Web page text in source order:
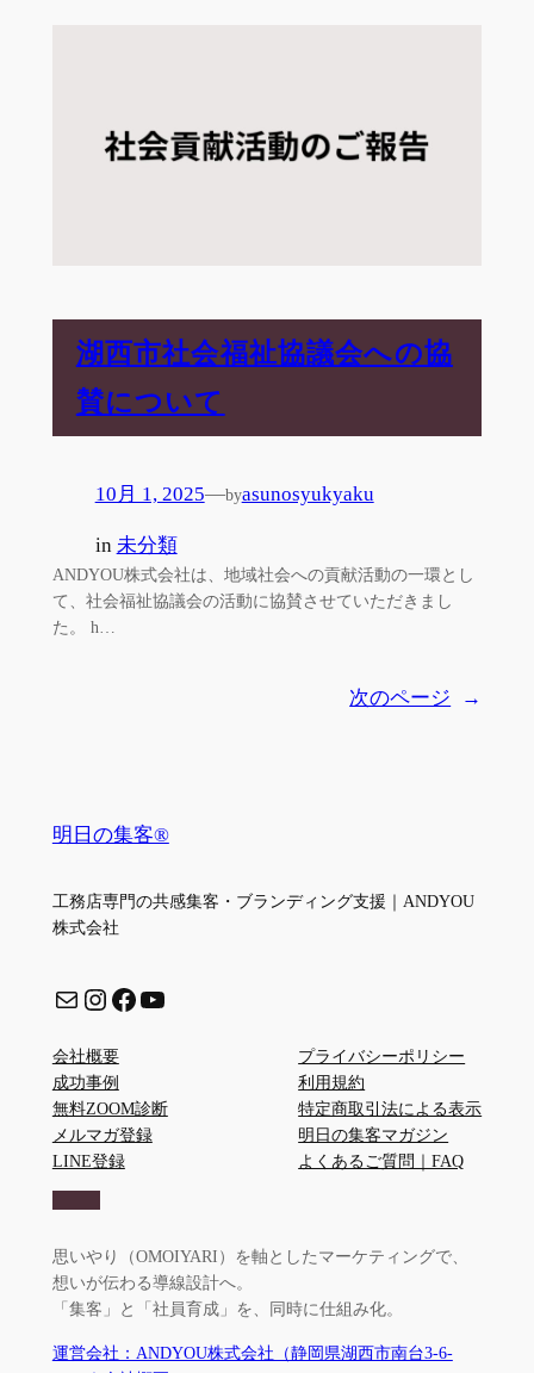
湖西市社会福祉協議会への協
賛について
10月 1, 2025—byasunosyukyaku
in 未分類
ANDYOU株式会社は、地域社会への貢献活動の一環とし
て、社会福祉協議会の活動に協賛させていただきまし
た。 h…
次のページ →
明日の集客®
工務店専門の共感集客・ブランディング支援｜ANDYOU
株式会社
メール Instagram Facebook YouTube
会社概要
成功事例
無料ZOOM診断
メルマガ登録
LINE登録
プライバシーポリシー
利用規約
特定商取引法による表示
明日の集客マガジン
よくあるご質問｜FAQ
思いやり（OMOIYARI）を軸としたマーケティングで、
想いが伝わる導線設計へ。
「集客」と「社員育成」を、同時に仕組み化。
運営会社：ANDYOU株式会社（静岡県湖西市南台3-6-